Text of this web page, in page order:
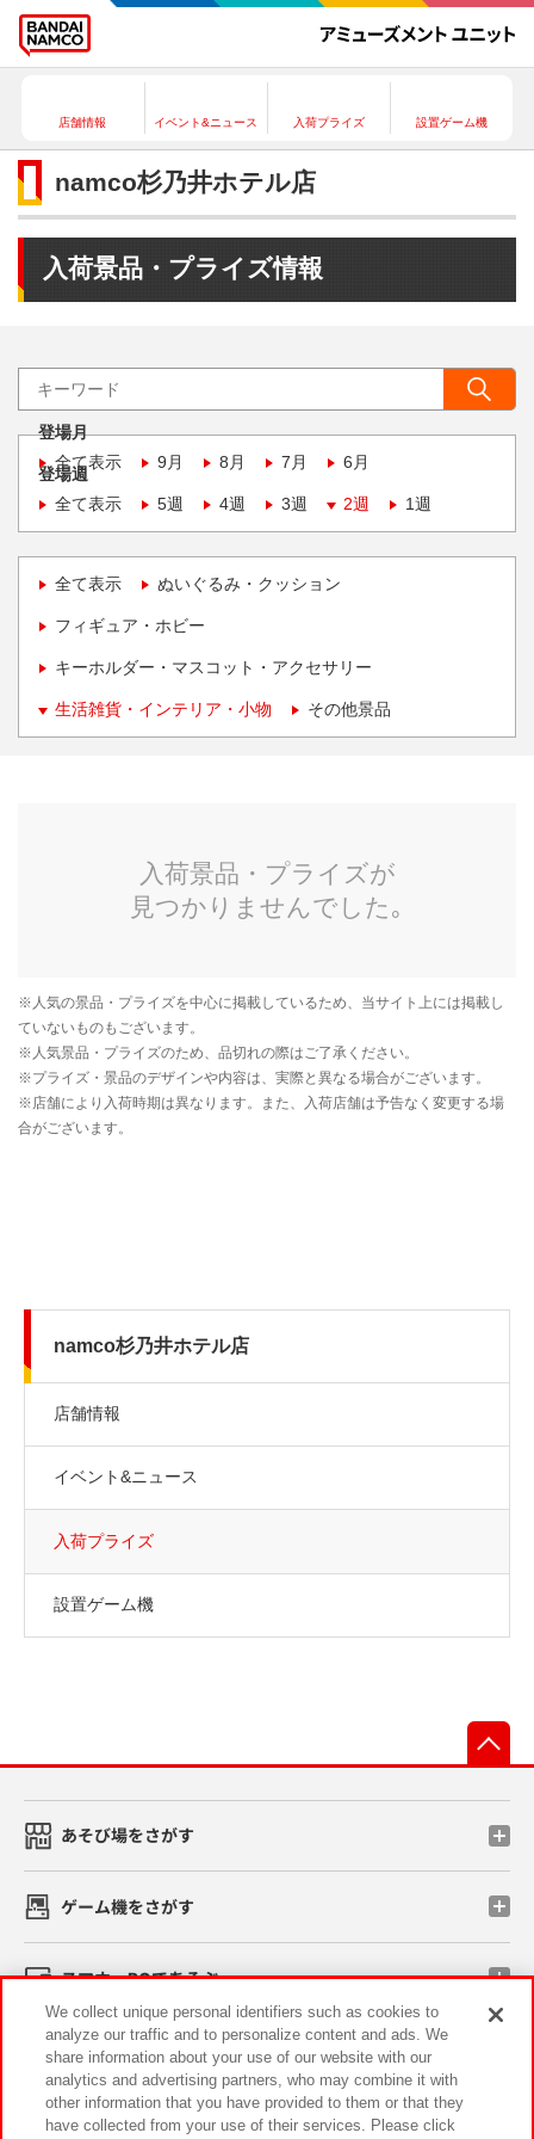
店舗情報 イベント&ニュース 入荷プライズ 設置ゲーム機
namco杉乃井ホテル店
入荷景品・プライズ情報
登場月
全て表示
9月 8月 7月 6月
登場週
全て表示
5週 4週 3週 2週 1週
全て表示 ぬいぐるみ・クッション
フィギュア・ホビー
キーホルダー・マスコット・アクセサリー
生活雑貨・インテリア・小物 その他景品
namco杉乃井ホテル店
店舗情報
イベント&ニュース
入荷プライズ
設置ゲーム機
あそび場をさがす
ゲーム機をさがす
スマホ・PCであそぶ
イベント・キャンペーン
We collect unique personal identifiers such as cookies to
analyze our traffic and to personalize content and ads. We
share information about your use of our website with our
analytics and advertising partners, who may combine it with
other information that you have provided to them or that they
have collected from your use of their services. Please click